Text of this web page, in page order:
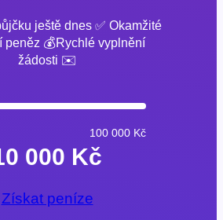
ještě dnes ✅ Okamžité
peněz 💰Rychlé vyplnění
žádosti ✉️
100 000 Kč
000 Kč
Získat peníze